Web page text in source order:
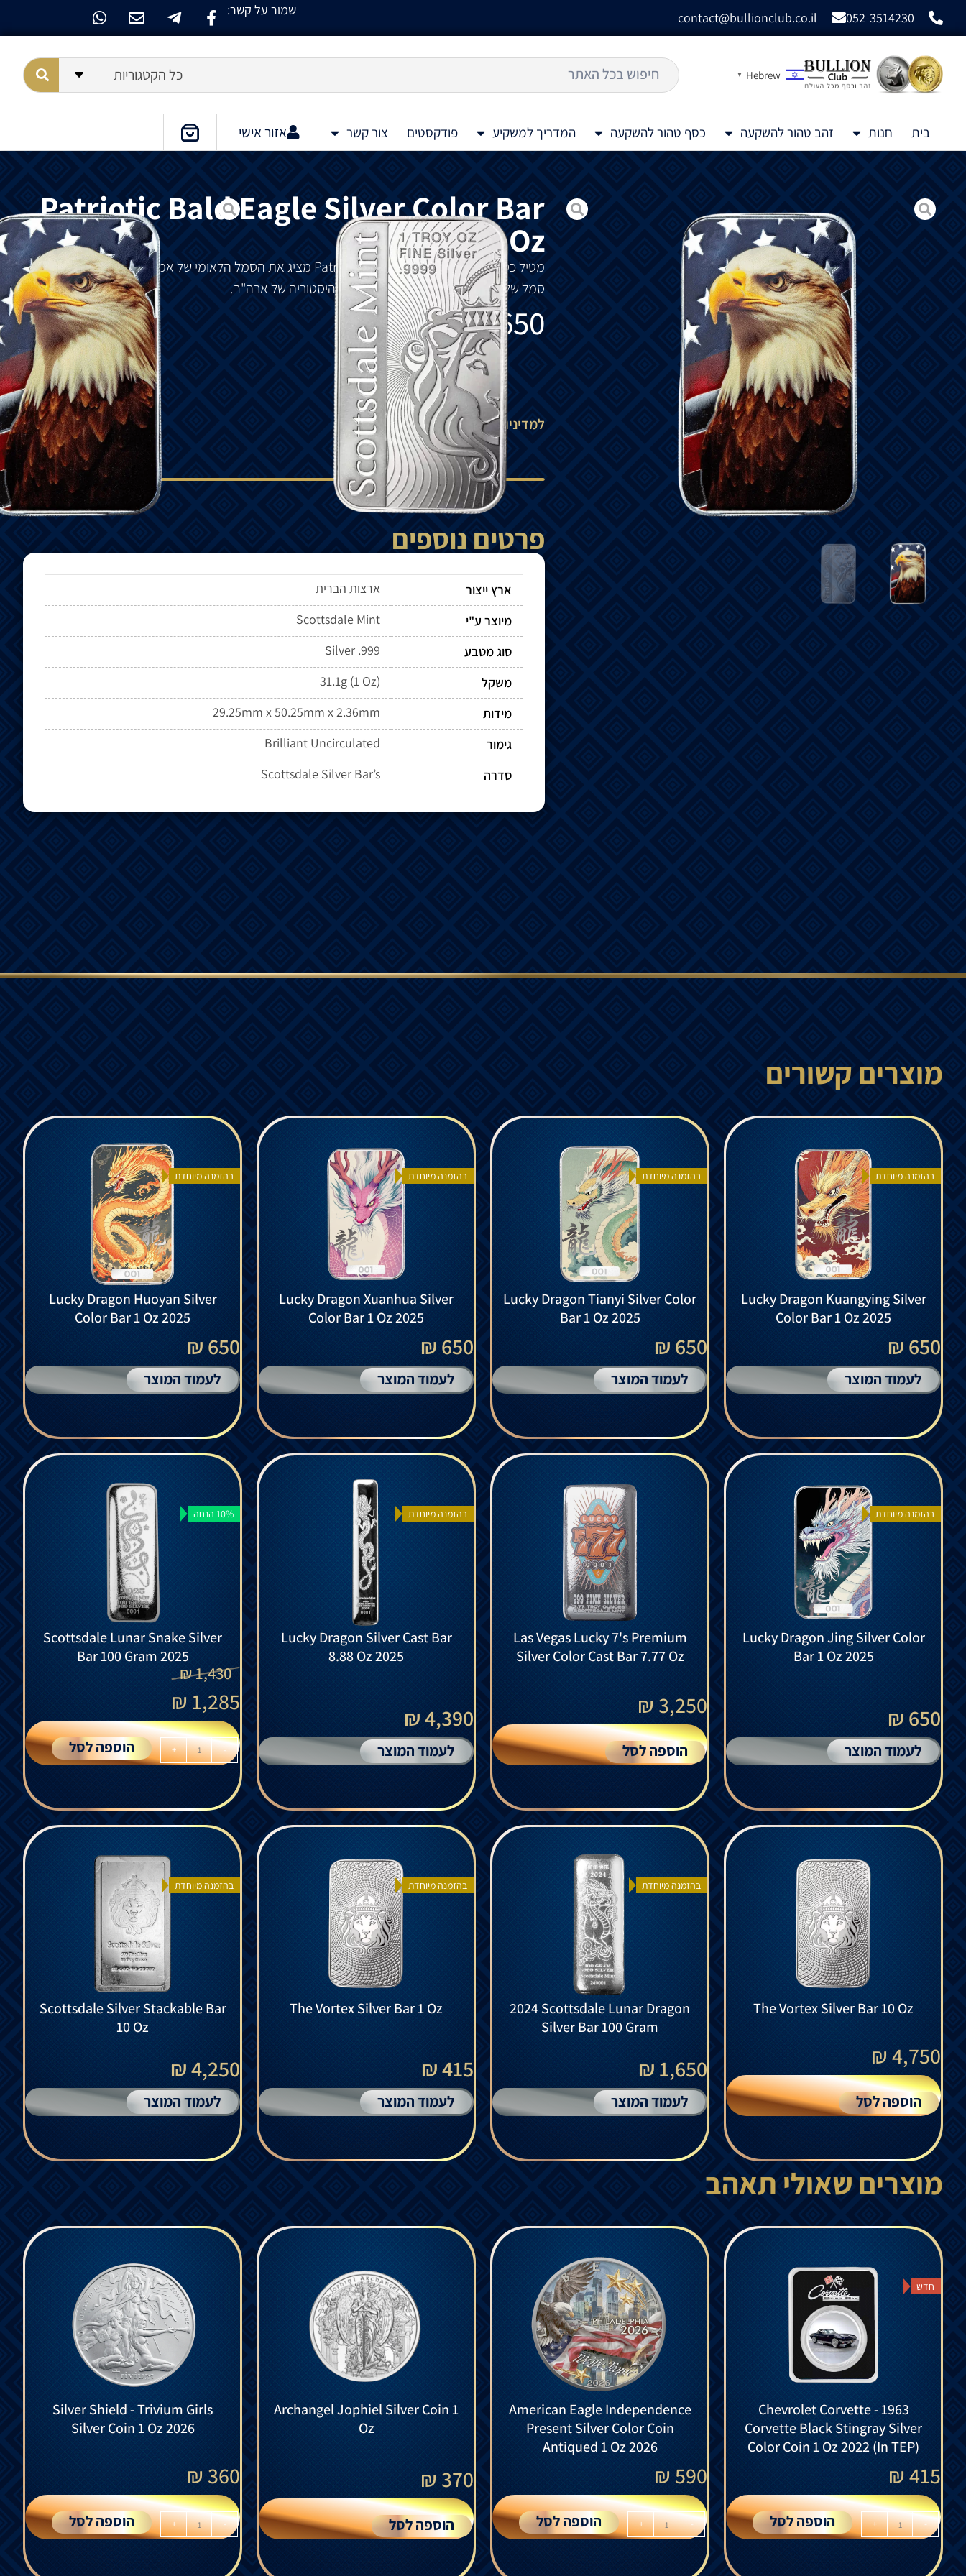
052-3514230
contact@bullionclub.co.il שמור על קשר:
Hebrew
▼ כל הקטגוריות
בית חנות זהב טהור להשקעה כסף טהור להשקעה המדריך למשקיע פודקסטים צור קשר אזור אישי
Patriotic Bald Eagle Silver Color Bar
1 Oz
מטילכסףצבעוני Patriotic Bald Eagle 1 Oz מציגאתהסמלהלאומי שלאמריקה,הנשרהקירח,
סמלשל זהות לאומיתופטריוטיותלאורך ההיסטוריהשלארה"ב.
650
₪
הוספה לסל
למדיניות המשלוחים
פרטים נוספים
ארץ ייצור
ארצות הברית
מיוצר ע"י
Scottsdale Mint
סוג מטבע
Silver .999
משקל
31.1g (1 Oz)
מידות
29.25mm x 50.25mm x 2.36mm
גימור
Brilliant Uncirculated
סדרה
Scottsdale Silver Bar’s
מוצרים קשורים
בהזמנה מיוחדת
Lucky Dragon Kuangying Silver
Color Bar 1 Oz 2025
650 ₪
לעמוד המוצר
בהזמנה מיוחדת
Lucky Dragon Tianyi Silver Color
Bar 1 Oz 2025
650 ₪
לעמוד המוצר
בהזמנה מיוחדת
Lucky Dragon Xuanhua Silver
Color Bar 1 Oz 2025
650 ₪
לעמוד המוצר
בהזמנה מיוחדת
Lucky Dragon Huoyan Silver
Color Bar 1 Oz 2025
650 ₪
לעמוד המוצר
בהזמנה מיוחדת
Lucky Dragon Jing Silver Color
Bar 1 Oz 2025
650 ₪
לעמוד המוצר
Las Vegas Lucky 7's Premium
Silver Color Cast Bar 7.77 Oz
3,250
₪
הוספה לסל
בהזמנה מיוחדת
Lucky Dragon Silver Cast Bar
8.88 Oz 2025
4,390 ₪
לעמוד המוצר
10% הנחה
Scottsdale Lunar Snake Silver
Bar 100 Gram 2025
1,430
₪
1,285
₪
-
+ הוספה לסל
The Vortex Silver Bar 10 Oz
4,750
₪
הוספה לסל
בהזמנה מיוחדת
2024 Scottsdale Lunar Dragon
Silver Bar 100 Gram
1,650 ₪
לעמוד המוצר
בהזמנה מיוחדת
The Vortex Silver Bar 1 Oz
415 ₪
לעמוד המוצר
בהזמנה מיוחדת
Scottsdale Silver Stackable Bar
10 Oz
4,250 ₪
לעמוד המוצר
מוצרים שאולי תאהב
חדש
Chevrolet Corvette - 1963
Corvette Black Stingray Silver
Color Coin 1 Oz 2022 (In TEP)
415
₪
-
+ הוספה לסל
American Eagle Independence
Present Silver Color Coin
Antiqued 1 Oz 2026
590
₪
-
+ הוספה לסל
Archangel Jophiel Silver Coin 1
Oz
370
₪
הוספה לסל
Silver Shield - Trivium Girls
Silver Coin 1 Oz 2026
360
₪
-
+ הוספה לסל